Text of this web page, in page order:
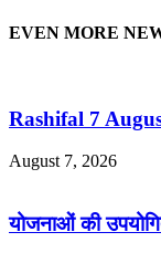
EVEN MORE
Rashifal 7
August 7, 2026
योजनाओं की